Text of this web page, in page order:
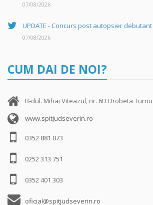
07/08/2026
UPDATE - Concurs post autopsier debutant
07/08/2026
CUM DAI DE NOI?
B-dul. Mihai Viteazul, nr. 6D Drobeta
www.spitjudseverin.ro
0352 881 073
0252 313 751
0352 401 303
oficial@spitjudseverin.ro